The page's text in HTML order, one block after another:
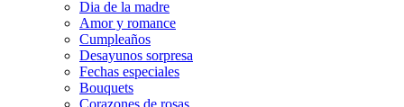
Dia de la madre
Amor y romance
Cumpleaños
Desayunos sorpresa
Fechas especiales
Bouquets
Corazones de rosas